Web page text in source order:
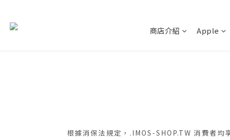
商店介紹 Apple
根據消保法規定，.IMOS-SHOP.TW 消費者均